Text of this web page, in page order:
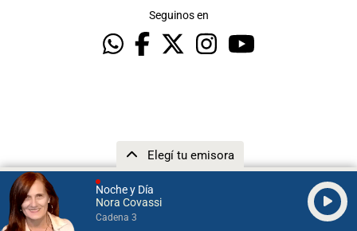
Noche y Día
Nora Covassi
Cadena 3
Elegí tu emisora
Seguinos en